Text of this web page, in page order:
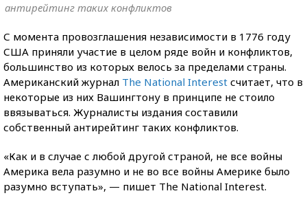
антирейтинг таких конфликтов
С момента провозглашения независимости в 1776 году
США приняли участие в целом ряде войн и конфликтов,
большинство из которых велось за пределами страны.
Американский журнал The National Interest считает, что в
некоторые из них Вашингтону в принципе не стоило
ввязываться. Журналисты издания составили
собственный антирейтинг таких конфликтов.
«Как и в случае с любой другой страной, не все войны
Америка вела разумно и не во все войны Америке было
разумно вступать», — пишет The National Interest.